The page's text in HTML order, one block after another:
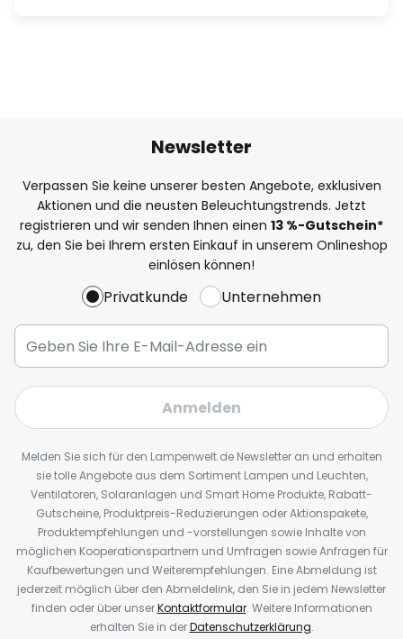
Newsletter
Verpassen Sie keine unserer besten Angebote, exklusiven
Aktionen und die neusten Beleuchtungstrends. Jetzt
registrieren und wir senden Ihnen einen 13 %-Gutschein*
zu, den Sie bei Ihrem ersten Einkauf in unserem Onlineshop
einlösen können!
Privatkunde Unternehmen
Anmelden
Melden Sie sich für den Lampenwelt.de Newsletter an und erhalten
sie tolle Angebote aus dem Sortiment Lampen und Leuchten,
Ventilatoren, Solaranlagen und Smart Home Produkte, Rabatt-
Gutscheine, Produktpreis-Reduzierungen oder Aktionspakete,
Produktempfehlungen und -vorstellungen sowie Inhalte von
möglichen Kooperationspartnern und Umfragen sowie Anfragen für
Kaufbewertungen und Weiterempfehlungen. Eine Abmeldung ist
jederzeit möglich über den Abmeldelink, den Sie in jedem Newsletter
finden oder über unserKontaktformular. Weitere Informationen
erhalten Sie in derDatenschutzerklärung.